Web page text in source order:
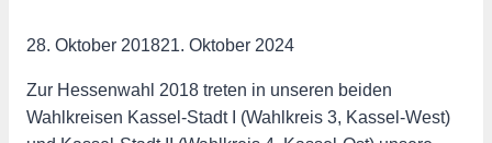
28. Oktober 201821. Oktober 2024
Zur Hessenwahl 2018 treten in unseren beiden
Wahlkreisen Kassel-Stadt I (Wahlkreis 3, Kassel-West)